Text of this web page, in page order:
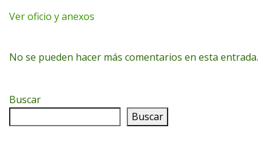
Ver oficio y anexos
No se pueden hacer más comentarios en esta entrada.
Buscar
Buscar